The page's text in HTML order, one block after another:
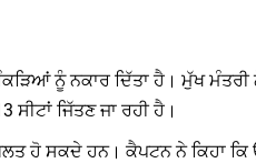
ਨੂੰ ਨਕਾਰ ਦਿੱਤਾ ਹੈ। ਮੁੱਖ ਮੰਤਰੀ
ਜਿੱਤਣ ਜਾ ਰਹੀ ਹੈ।
ਹੋ ਸਕਦੇ ਹਨ। ਕੈਪਟਨ ਨੇ ਕਿਹਾ